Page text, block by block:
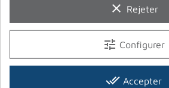
clear Rejeter
tune Configurer
done_all Accepter